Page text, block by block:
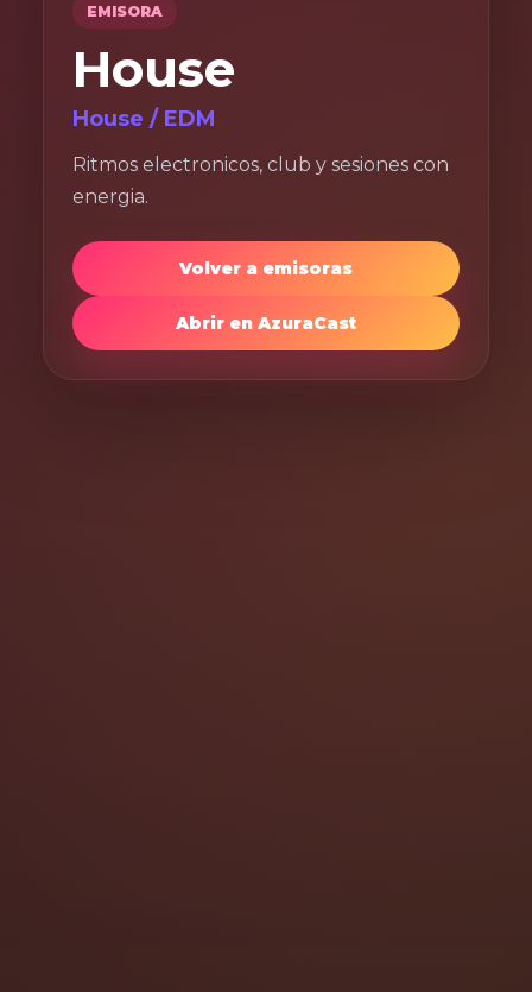
EMISORA
House
House / EDM
Ritmos electronicos, club y sesiones con
energia.
Volver a emisoras
Abrir en AzuraCast